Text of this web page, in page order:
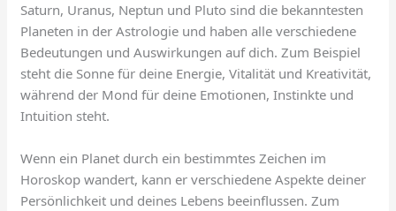
Saturn, Uranus, Neptun und Pluto sind die bekanntesten
Planeten in der Astrologie und haben alle verschiedene
Bedeutungen und Auswirkungen auf dich. Zum Beispiel
steht die Sonne für deine Energie, Vitalität und Kreativität,
während der Mond für deine Emotionen, Instinkte und
Intuition steht.
Wenn ein Planet durch ein bestimmtes Zeichen im
Horoskop wandert, kann er verschiedene Aspekte deiner
Persönlichkeit und deines Lebens beeinflussen. Zum